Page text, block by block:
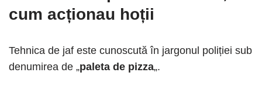
cum acționau hoții
Tehnica de jaf este cunoscută în jargonul poliției sub
denumirea de „paleta de pizza„.